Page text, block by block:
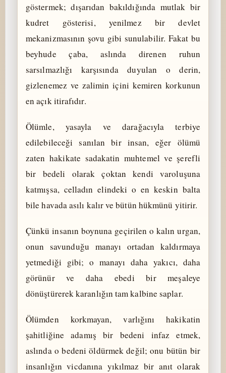
göstermek; dışarıdan bakıldığında mutlak bir
kudret gösterisi, yenilmez bir devlet
mekanizmasının şovu gibi sunulabilir. Fakat bu
beyhude çaba, aslında direnen ruhun
sarsılmazlığı karşısında duyulan o derin,
gizlenemez ve zalimin içini kemiren korkunun
en açık itirafıdır.
Ölümle, yasayla ve darağacıyla terbiye
edilebileceği sanılan bir insan, eğer ölümü
zaten hakikate sadakatin muhtemel ve şerefli
bir bedeli olarak çoktan kendi varoluşuna
katmışsa, celladın elindeki o en keskin balta
bile havada asılı kalır ve bütün hükmünü yitirir.
Çünkü insanın boynuna geçirilen o kalın urgan,
onun savunduğu manayı ortadan kaldırmaya
yetmediği gibi; o manayı daha yakıcı, daha
görünür ve daha ebedi bir meşaleye
dönüştürerek karanlığın tam kalbine saplar.
Ölümden korkmayan, varlığını hakikatin
şahitliğine adamış bir bedeni infaz etmek,
aslında o bedeni öldürmek değil; onu bütün bir
insanlığın vicdanına yıkılmaz bir anıt olarak